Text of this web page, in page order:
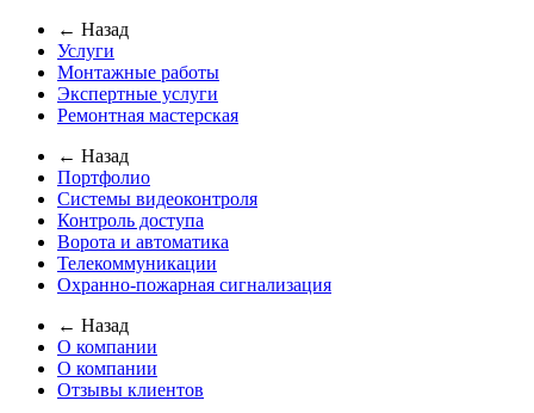
← Назад
Услуги
Монтажные работы
Экспертные услуги
Ремонтная мастерская
← Назад
Портфолио
Системы видеоконтроля
Контроль доступа
Ворота и автоматика
Телекоммуникации
Охранно-пожарная сигнализация
← Назад
О компании
О компании
Отзывы клиентов